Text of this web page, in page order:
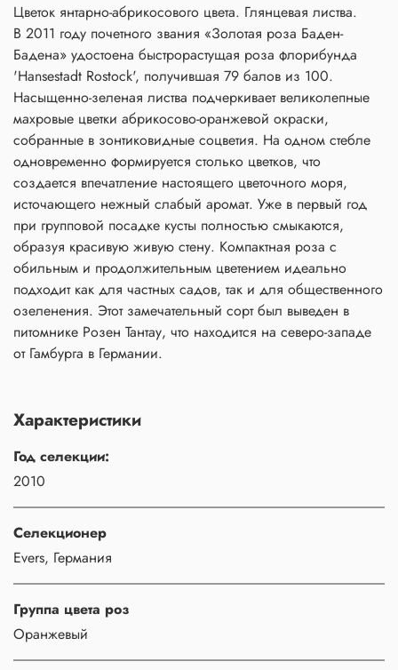
Цветок янтарно-абрикосового цвета. Глянцевая листва.
В 2011 году почетного звания «Золотая роза Баден-
Бадена» удостоена быстрорастущая роза флорибунда
'Hansestadt Rostock', получившая 79 балов из 100.
Насыщенно-зеленая листва подчеркивает великолепные
махровые цветки абрикосово-оранжевой окраски,
собранные в зонтиковидные соцветия. На одном стебле
одновременно формируется столько цветков, что
создается впечатление настоящего цветочного моря,
источающего нежный слабый аромат. Уже в первый год
при групповой посадке кусты полностью смыкаются,
образуя красивую живую стену. Компактная роза с
обильным и продолжительным цветением идеально
подходит как для частных садов, так и для общественного
озеленения. Этот замечательный сорт был выведен в
питомнике Розен Тантау, что находится на северо-западе
от Гамбурга в Германии.
Характеристики
Год селекции:
2010
Селекционер
Evers, Германия
Группа цвета роз
Оранжевый